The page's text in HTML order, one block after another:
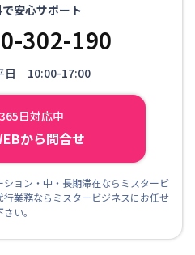
安心サポート
302-190
日 10:00-17:00
日対応中
から問合せ
ョン・中・長期滞在ならミスタービ
業務ならミスタービジネスにお任せ
さい。